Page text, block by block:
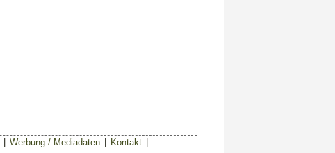
Werbung / Mediadaten Kontakt